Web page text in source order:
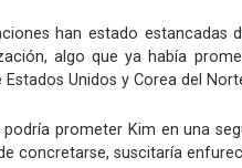
han estado
algo que ya había
Estados Unidos y Corea del
podría prometer Kim en una
concretarse, suscitaría